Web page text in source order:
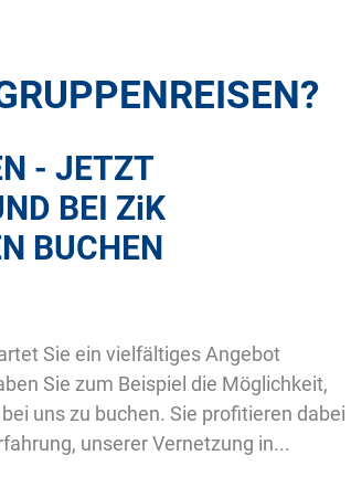
- JETZT
BEI ZiK
BUCHEN
Sie ein vielfältiges Angebot
Sie zum Beispiel die Möglichkeit,
uns zu buchen. Sie profitieren dabei
unserer Vernetzung in...